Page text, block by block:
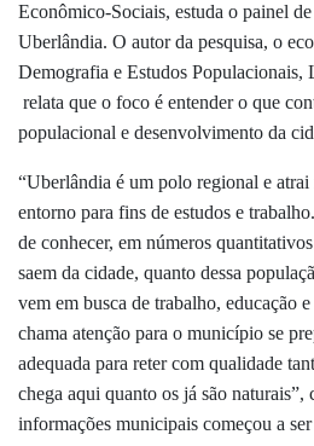
Econômico-Sociais, estuda o painel
Uberlândia. O autor da pesquisa, o
Demografia e Estudos Populacionais,
relata que o foco é entender o que
populacional e desenvolvimento da
“Uberlândia é um polo regional e
entorno para fins de estudos e
de conhecer, em números
saem da cidade, quanto dessa
vem em busca de trabalho, educação
chama atenção para o município se
adequada para reter com qualidade
chega aqui quanto os já são naturais”,
informações municipais começou a